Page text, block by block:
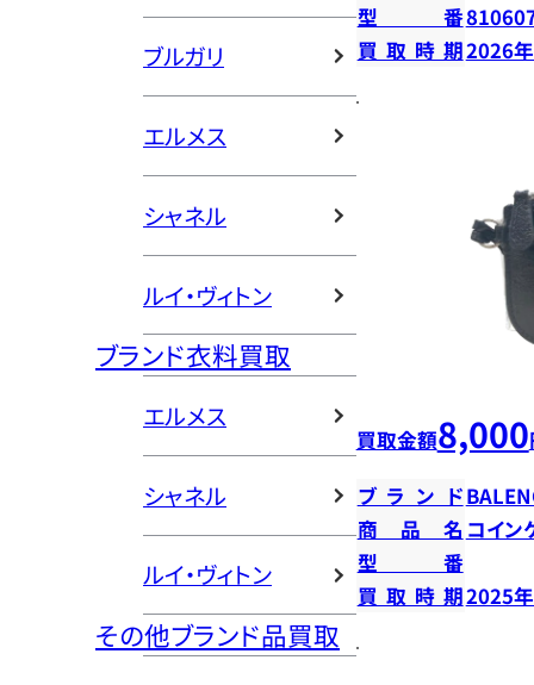
ブルガリ
エルメス
シャネル
ルイ・ヴィトン
ブランド衣料買取
エルメス
シャネル
ルイ・ヴィトン
その他ブランド品買取
型番
買取時期2026
買取金額8,000
ブランド
商品名 コイン
型番
買取時期2025